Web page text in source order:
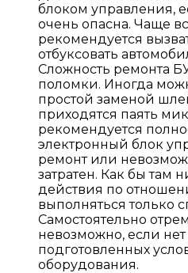
блоком управления,
очень опасна. Чаще
рекомендуется
отбуксовать
Сложность ремонта
поломки. Иногда
простой заменой
приходятся паять
рекомендуется
электронный блок
ремонт или
затратен. Как бы там
действия по
выполняться только
Самостоятельно
невозможно, если нет
подготовленных
оборудования.